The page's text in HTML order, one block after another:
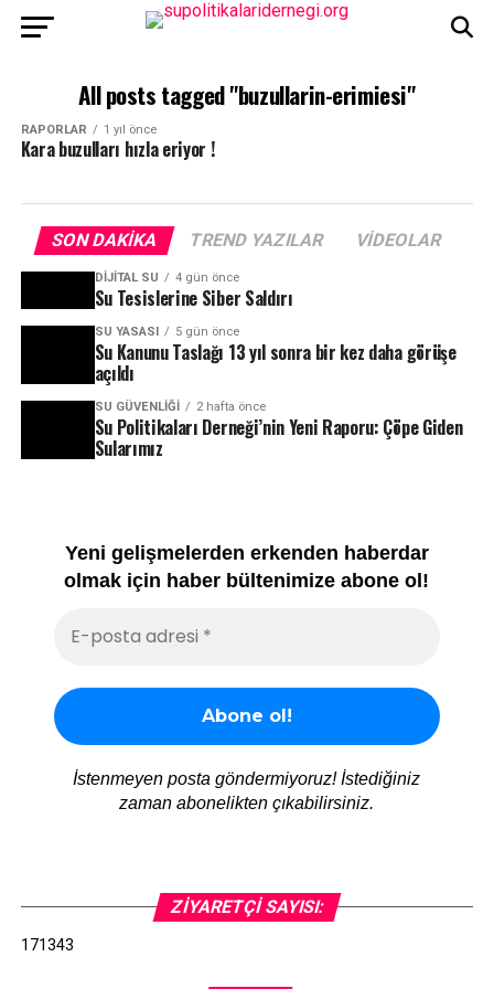
All posts tagged "buzullarin-erimiesi"
RAPORLAR 1 yıl önce
Kara buzulları hızla eriyor !
SON DAKIKA TREND YAZILAR VIDEOLAR
DIJITAL SU 4 gün önce
Su Tesislerine Siber Saldırı
SU YASASI 5 gün önce
Su Kanunu Taslağı 13 yıl sonra bir kez daha görüşe
açıldı
SU GÜVENLIĞI 2 hafta önce
Su Politikaları Derneği’nin Yeni Raporu: Çöpe Giden
Sularımız
Yeni gelişmelerden erkenden haberdar
olmak için haber bültenimize abone ol!
İstenmeyen posta göndermiyoruz! İstediğiniz
zaman abonelikten çıkabilirsiniz.
ZIYARETÇI SAYISI:
171343